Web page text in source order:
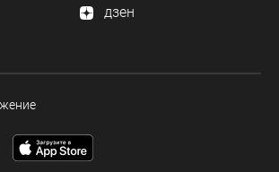
дзен